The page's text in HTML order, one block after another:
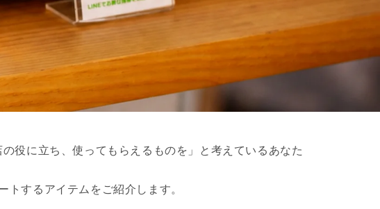
役に立ち、使ってもらえるものを」と考えているあなた
するアイテムをご紹介します。